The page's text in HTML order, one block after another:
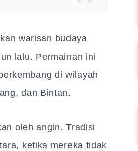
warisan budaya
lalu. Permainan ini
di wilayah
dan Bintan.
oleh angin. Tradisi
ketika mereka tidak